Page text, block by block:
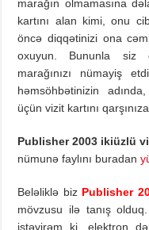
marağın olmamasına
kartını alan kimi, onu
öncə diqqətinizi ona
oxuyun. Bununla siz
marağınızı nümayiş
həmsöhbətinizin
üçün vizit kartını
Publisher 2003 ikiüzlü
nümunə faylını buradan
Beləliklə biz Publisher
mövzusu ilə tanış
istəyirəm ki, elektron